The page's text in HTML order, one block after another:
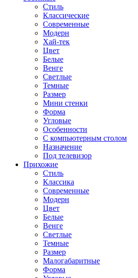
Стиль
Классические
Современные
Модерн
Хай-тек
Цвет
Белые
Венге
Светлые
Темные
Размер
Мини стенки
Форма
Угловые
Особенности
С компьютерным столом
Назначение
Под телевизор
Прихожие
Стиль
Классика
Современные
Модерн
Цвет
Белые
Венге
Светлые
Темные
Размер
Малогабаритные
Форма